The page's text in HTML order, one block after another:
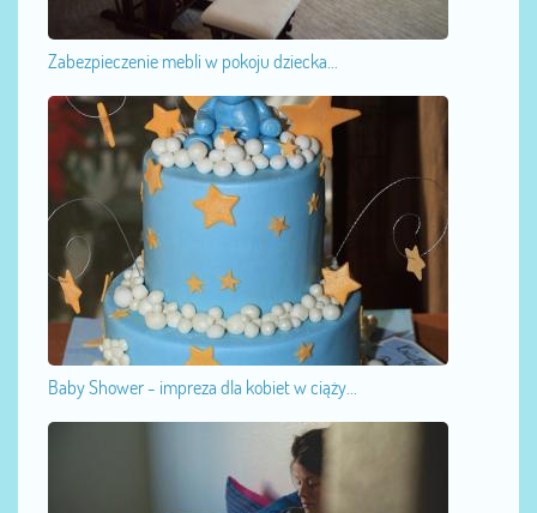
Zabezpieczenie mebli w pokoju dziecka...
Baby Shower - impreza dla kobiet w ciąży...